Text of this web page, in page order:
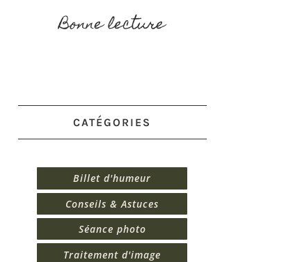
Bonne lecture
CATÉGORIES
Billet d'humeur
Conseils & Astuces
Séance photo
Traitement d'image